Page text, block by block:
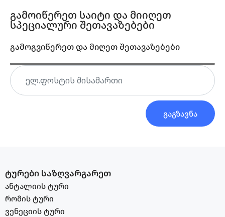
გამოიწერეთ საიტი და მიიღეთ
სპეციალური შეთავაზებები
გამოგვიწერეთ და მიღეთ შეთავაზებები
ტურები საზღვარგარეთ
ანტალიის ტური
რომის ტური
ვენეციის ტური